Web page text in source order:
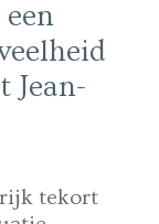
Jean-
tekort